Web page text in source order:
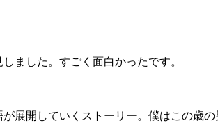
ました。すごく面白かったです。
展開していくストーリー。僕はこの歳